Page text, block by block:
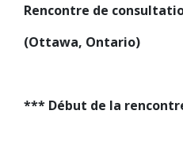
Rencontre de
(Ottawa, Ontario)
*** Début de la